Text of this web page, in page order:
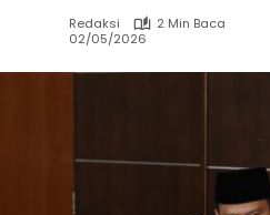
Redaksi
2 Min Baca
02/05/2026